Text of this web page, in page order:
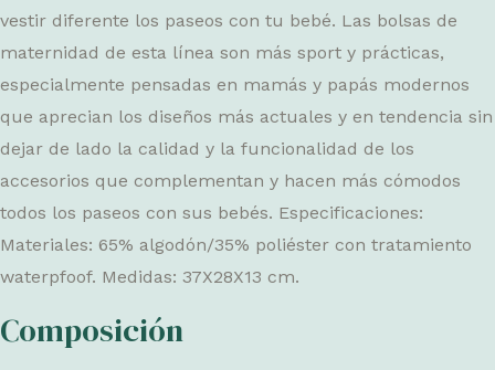
vestir diferente los paseos con tu bebé. Las bolsas de
maternidad de esta línea son más sport y prácticas,
especialmente pensadas en mamás y papás modernos
que aprecian los diseños más actuales y en tendencia sin
dejar de lado la calidad y la funcionalidad de los
accesorios que complementan y hacen más cómodos
todos los paseos con sus bebés. Especificaciones:
Materiales: 65% algodón/35% poliéster con tratamiento
waterpfoof. Medidas: 37X28X13 cm.
Composición